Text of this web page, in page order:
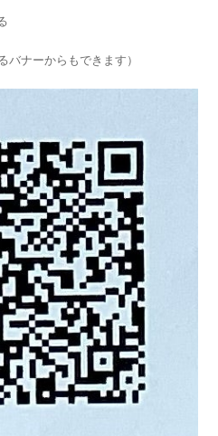
バナーからもできます）